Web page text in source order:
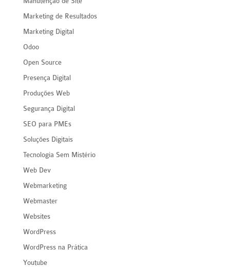
Marketing de Resultados
Marketing Digital
Odoo
Open Source
Presença Digital
Produções Web
Segurança Digital
SEO para PMEs
Soluções Digitais
Tecnologia Sem Mistério
Web Dev
Webmarketing
Webmaster
Websites
WordPress
WordPress na Prática
Youtube